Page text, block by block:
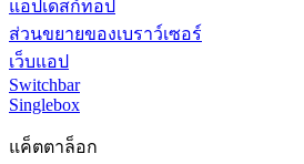
แอปเดสก์ท็อป
ส่วนขยายของเบราว์เซอร์
เว็บแอป
Switchbar
Singlebox
แค็ตตาล็อก